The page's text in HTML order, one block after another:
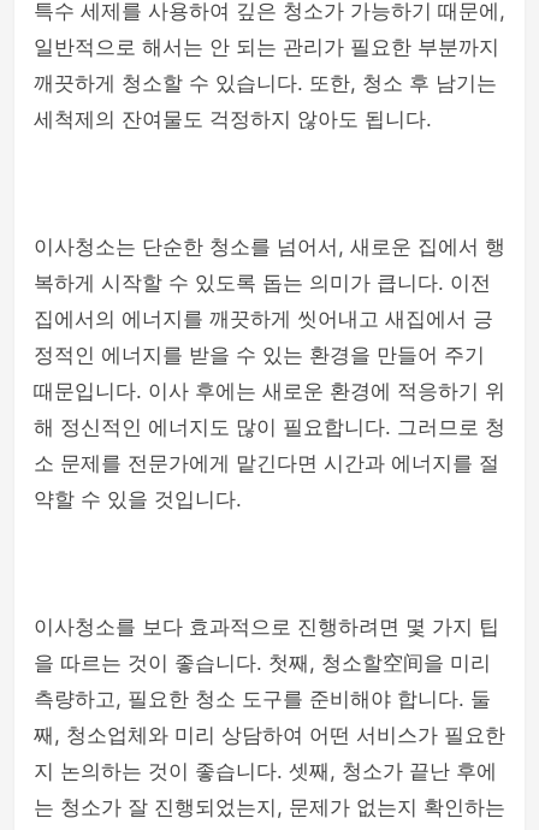
특수 세제를 사용하여 깊은 청소가 가능하기 때문에,
일반적으로 해서는 안 되는 관리가 필요한 부분까지
깨끗하게 청소할 수 있습니다. 또한, 청소 후 남기는
세척제의 잔여물도 걱정하지 않아도 됩니다.
이사청소는 단순한 청소를 넘어서, 새로운 집에서 행
복하게 시작할 수 있도록 돕는 의미가 큽니다. 이전
집에서의 에너지를 깨끗하게 씻어내고 새집에서 긍
정적인 에너지를 받을 수 있는 환경을 만들어 주기
때문입니다. 이사 후에는 새로운 환경에 적응하기 위
해 정신적인 에너지도 많이 필요합니다. 그러므로 청
소 문제를 전문가에게 맡긴다면 시간과 에너지를 절
약할 수 있을 것입니다.
이사청소를 보다 효과적으로 진행하려면 몇 가지 팁
을 따르는 것이 좋습니다. 첫째, 청소할空间을 미리
측량하고, 필요한 청소 도구를 준비해야 합니다. 둘
째, 청소업체와 미리 상담하여 어떤 서비스가 필요한
지 논의하는 것이 좋습니다. 셋째, 청소가 끝난 후에
는 청소가 잘 진행되었는지, 문제가 없는지 확인하는